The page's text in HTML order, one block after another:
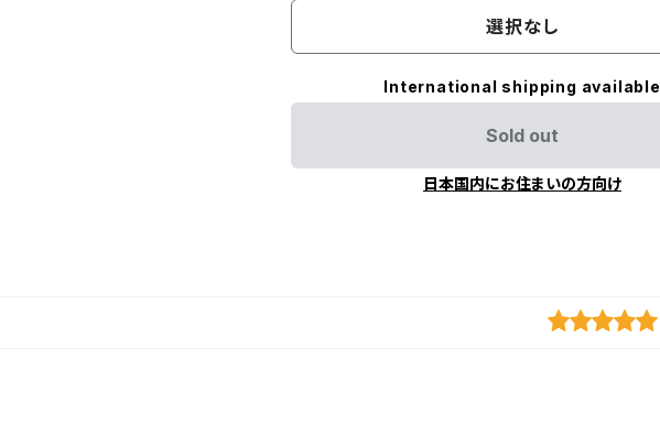
選択なし
International shipping available
Sold out
日本国内にお住まいの方向け